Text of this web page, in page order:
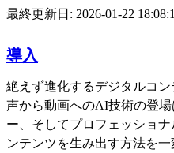
最終更新日: 2026-01-22
導入
絶えず進化するデジタルコ
声から動画へのAI技術の登
ー、そしてプロフェッショ
ンテンツを生み出す方法を